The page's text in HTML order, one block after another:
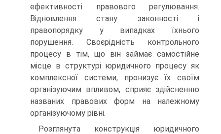
ефективності правового регулювання.
Відновлення стану законності і
правопорядку у випадках їхнього
порушення. Своєрідність контрольного
процесу в тім, що він займає самостійне
місце в структурі юридичного процесу як
комплексної системи, пронизує їх своїм
організуючим впливом, сприяє здійсненню
названих правових форм на належному
організуючому рівні.
Розглянута конструкція юридичного